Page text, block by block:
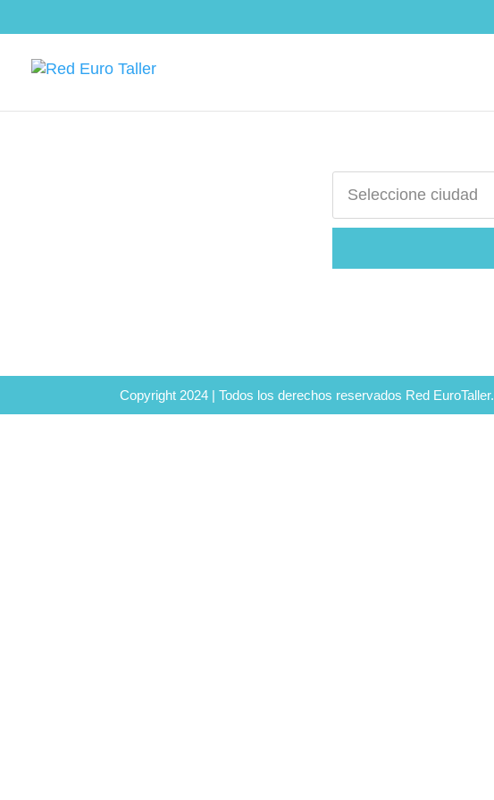
Copyright 2024 | Todos los derechos reservados Red EuroTaller.